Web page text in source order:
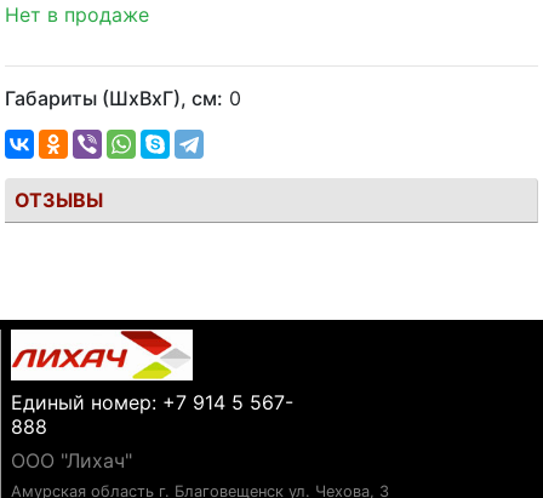
Нет в продаже
Габариты (ШхВхГ), см: 0
ОТЗЫВЫ
Единый номер: +7 914 5 567-
888
ООО "Лихач"
Амурская область г. Благовещенск ул. Чехова, 3